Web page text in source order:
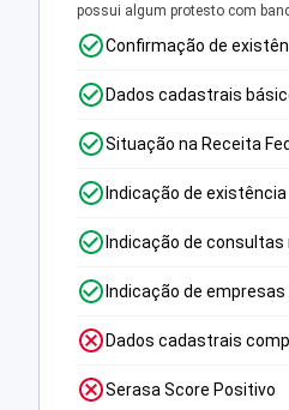
possui algum protesto com
Confirmação de
Dados cadastrais
Situação na Receita
Indicação de
Indicação de
Indicação de
Dados cadastrais
Serasa Score Positivo